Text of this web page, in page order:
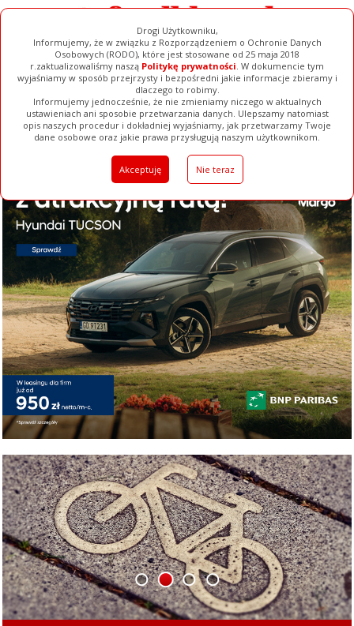
Drogi Użytkowniku,
Informujemy, że w związku z Rozporządzeniem o Ochronie Danych
Osobowych (RODO), które jest stosowane od 25 maja 2018
r.zaktualizowaliśmy naszą Politykę prywatności. W dokumencie tym
wyjaśniamy w sposób przejrzysty i bezpośredni jakie informacje zbieramy i
dlaczego to robimy.
Informujemy jednocześnie, że nie zmieniamy niczego w aktualnych
ustawieniach ani sposobie przetwarzania danych. Ulepszamy natomiast
opis naszych procedur i dokładniej wyjaśniamy, jak przetwarzamy Twoje
dane osobowe oraz jakie prawa przysługują naszym użytkownikom.
Akceptuję Nie teraz
Ogłoszenia Filmy Galerie Baza Firm Pełna Wersja
1 2 3 4